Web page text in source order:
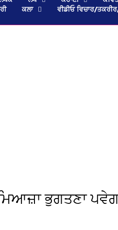
ਕਲਾ ਵੀਡੀਓ ਵਿਚਾਰ/
ਭੁਗਤਣਾ